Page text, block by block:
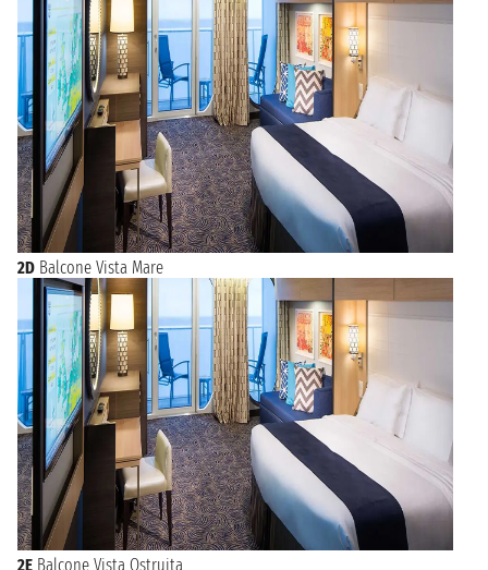
2D Balcone Vista Mare
2E Balcone Vista Ostruita